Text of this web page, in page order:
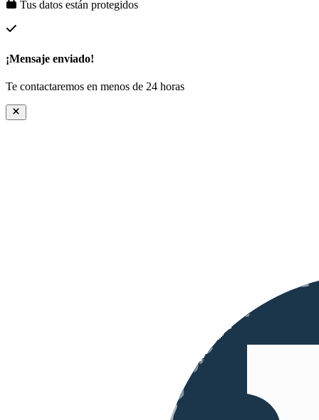
Tus datos están protegidos
¡Mensaje enviado!
Te contactaremos en menos de 24 horas